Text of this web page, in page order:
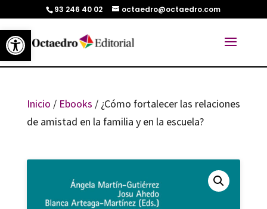
Abrir barra de herramientas
93 246 40 02 octaedro@octaedro.com
Inicio / Ebooks / ¿Cómo fortalecer las relaciones
de amistad en la familia y en la escuela?